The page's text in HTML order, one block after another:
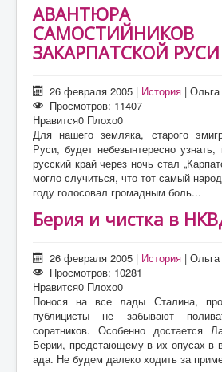
АВАНТЮРА
ЗАКАРПАТСКОЙ РУСИ
26 февраля 2005 | История |Ольга
Просмотров: 11407
Нравится0 Плохо0
Для нашего земляка, старого
Руси, будет небезынтересно
русский край через ночь стал
могло случиться, что тот самый
году голосовал громадным боль...
Берия и чистка в
26 февраля 2005 | История |Ольга
Просмотров: 10281
Нравится0 Плохо0
Понося на все лады Сталина,
публицисты не забывают
соратников. Особенно достается
Берии, предстающему в их опусах в
ада. Не будем далеко ходить за